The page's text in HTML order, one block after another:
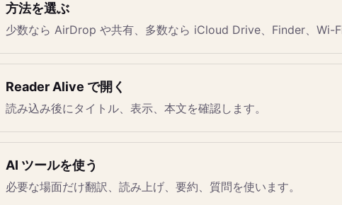
方法を選ぶ
少数なら AirDrop や共有、多数なら iCloud Drive、Finder、Wi-Fi
Reader Alive で開く
読み込み後にタイトル、表示、本文を確認します。
AI ツールを使う
必要な場面だけ翻訳、読み上げ、要約、質問を使います。